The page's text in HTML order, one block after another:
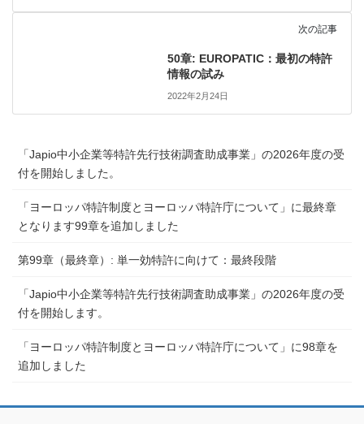
次の記事
50章: EUROPATIC：最初の特許
情報の試み
2022年2月24日
「Japio中小企業等特許先行技術調査助成事業」の2026年度の受
付を開始しました。
「ヨーロッパ特許制度とヨーロッパ特許庁について」に最終章
となります99章を追加しました
第99章（最終章）: 単一効特許に向けて：最終段階
「Japio中小企業等特許先行技術調査助成事業」の2026年度の受
付を開始します。
「ヨーロッパ特許制度とヨーロッパ特許庁について」に98章を
追加しました